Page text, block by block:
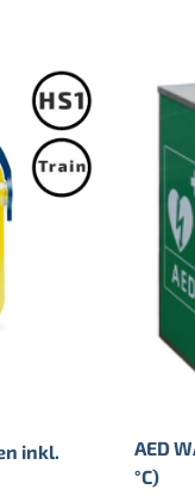
inkl.
AED
°C)